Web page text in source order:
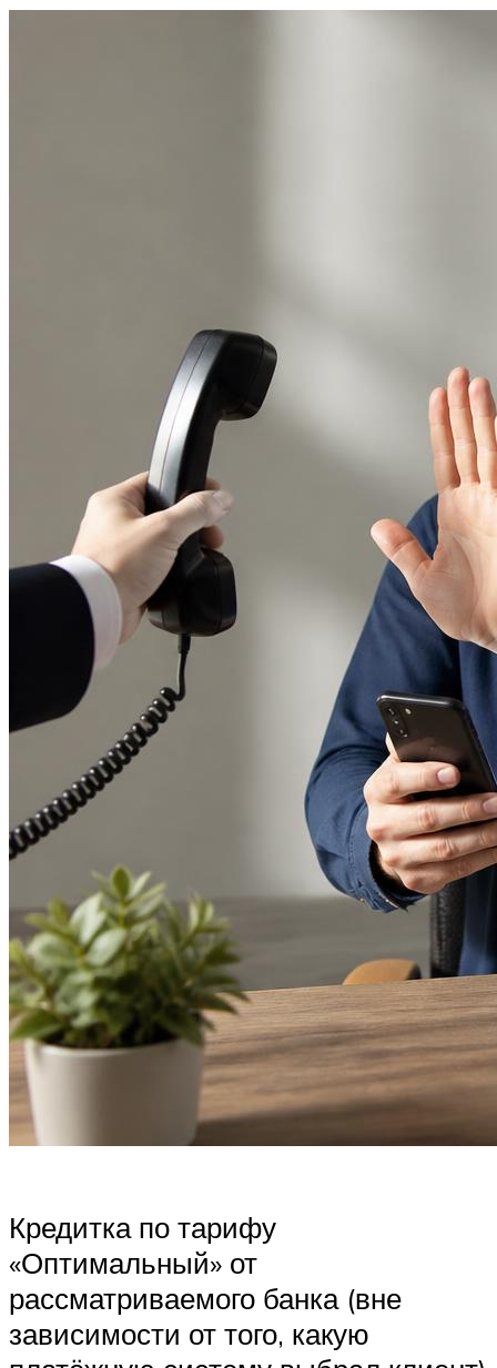
Кредитка по тарифу
«Оптимальный» от
рассматриваемого банка (вне
зависимости от того, какую